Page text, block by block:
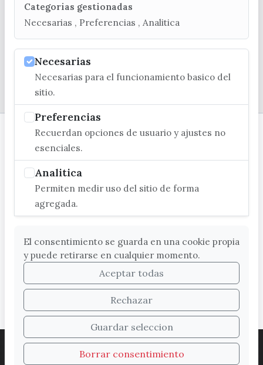
C/ Poniente, 2. CP 29740 - Torre del Mar
ACCESIBILIDAD COOKIES
LEGAL
PROTECCIÓN DE DATOS
MAPA WEB
Categorias gestionadas
Necesarias , Preferencias , Analitica
Necesarias
Necesarias para el funcionamiento basico del
sitio.
Preferencias
Recuerdan opciones de usuario y ajustes no
esenciales.
Analitica
Permiten medir uso del sitio de forma
agregada.
El consentimiento se guarda en una cookie propia
y puede retirarse en cualquier momento.
Aceptar todas
Rechazar
Guardar seleccion
Borrar consentimiento